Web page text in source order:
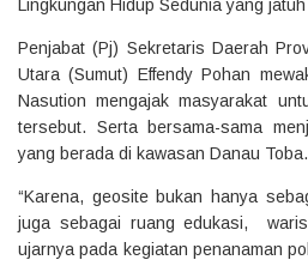
Lingkungan Hidup Sedunia yang
Penjabat (Pj) Sekretaris Daerah
Utara (Sumut) Effendy Pohan
Nasution mengajak masyarakat
tersebut. Serta bersama-sama
yang berada di kawasan Danau Toba.
“Karena, geosite bukan hanya
juga sebagai ruang edukasi,
ujarnya pada kegiatan penanaman